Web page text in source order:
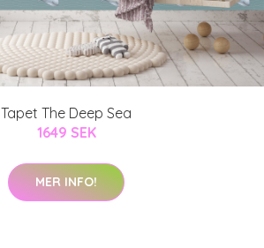
Tapet The Deep Sea
1649 SEK
MER INFO!